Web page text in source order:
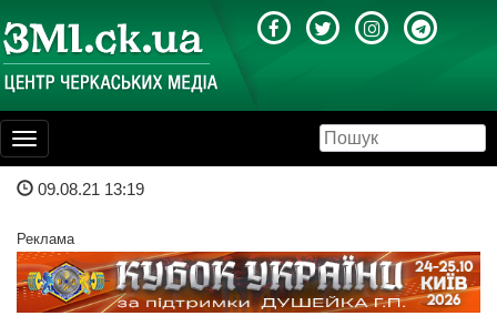
Toggle
navigation
09.08.21 13:19
Реклама